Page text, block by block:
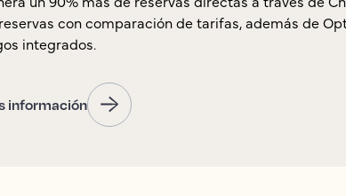
con comparación de tarifas, además de
integrados.
información